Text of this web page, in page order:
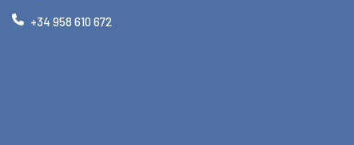
+34 958 610 672